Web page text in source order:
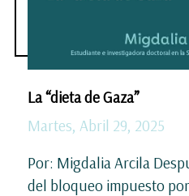
La “dieta de Gaza”
Martes, Abril 29, 2025
Por: Migdalia Arcila
del bloqueo impuesto